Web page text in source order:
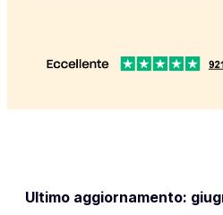
Ultimo aggiornamento: